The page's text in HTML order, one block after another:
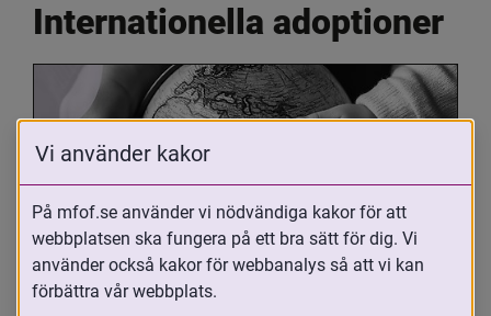
Internationella adoptioner
Oavsett om du är adopterad,
adoptivförälder eller arbetar med
Vi använder kakor
På mfof.se använder vi nödvändiga kakor för att
webbplatsen ska fungera på ett bra sätt för dig. Vi
använder också kakor för webbanalys så att vi kan
förbättra vår webbplats.